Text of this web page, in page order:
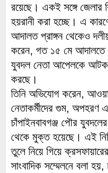
রয়েছে। একই সঙ্গে জেলার
হয়রানী করা হচ্ছে। এ
আদালত প্রাঙ্গন থেকেও
করেন, গত ১৫ মে আদালতে
যুবদল নেতা আপেলকে আটক
করছে।
তিনি অভিযোগ করেন,
নেতাকর্মীদের গুম, অপহরণ
চাঁপাইনবাবগঞ্জ পৌর
থেকে মুক্ত হয়েছে। এই
তুলে নিয়ে গিয়ে
সাংবাদিক সম্মেলনে বলা